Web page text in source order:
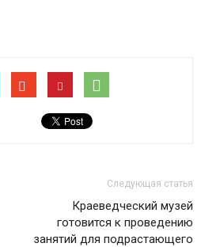
Следующая статья
Краеведческий музей
готовится к проведению
занятий для подрастающего